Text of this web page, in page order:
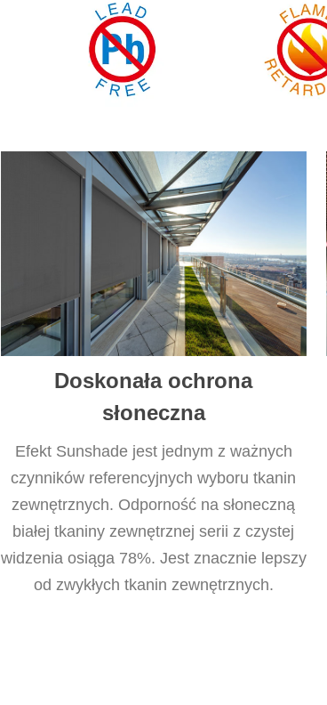
Doskonała ochrona
słoneczna
Efekt Sunshade jest jednym z ważnych
czynników referencyjnych wyboru tkanin
zewnętrznych. Odporność na słoneczną
białej tkaniny zewnętrznej serii z czystej
widzenia osiąga 78%. Jest znacznie lepszy
od zwykłych tkanin zewnętrznych.